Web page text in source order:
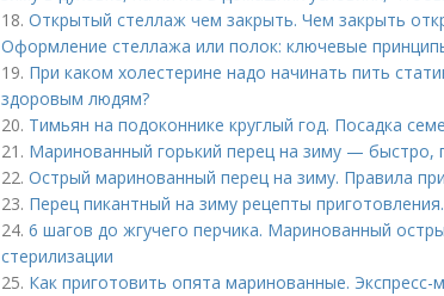
18. Открытый стеллаж чем закрыть. Чем закрыть
Оформление стеллажа или полок: ключевые
19. При каком холестерине надо начинать пить
здоровым людям?
20. Тимьян на подоконнике круглый год. Посадка
21. Маринованный горький перец на зиму — быстро,
22. Острый маринованный перец на зиму. Правила
23. Перец пикантный на зиму рецепты
24. 6 шагов до жгучего перчика. Маринованный
стерилизации
25. Как приготовить опята маринованные. Экспресс-